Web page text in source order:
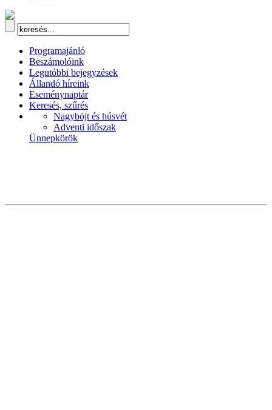
Programajánló
Beszámolóink
Legutóbbi bejegyzések
Állandó híreink
Eseménynaptár
Keresés, szűrés
Nagyböjt és húsvét
Adventi időszak
Ünnepkörök